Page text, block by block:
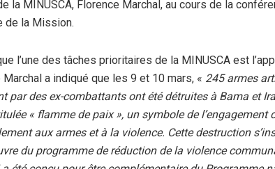
la MINUSCA, Florence Marchal, au cours de la
de la Mission.
l’une des tâches prioritaires de la MINUSCA est
Marchal a indiqué que les 9 et 10 mars, « 245 armes
par des ex-combattants ont été détruites à Bama et
« flamme de paix », un symbole de l’engagement
aux armes et à la violence. Cette destruction
du programme de réduction de la violence